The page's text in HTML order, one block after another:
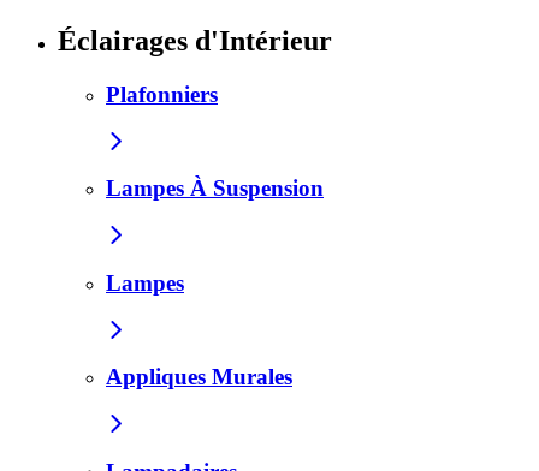
Éclairages d'Intérieur
Plafonniers
Lampes À Suspension
Lampes
Appliques Murales